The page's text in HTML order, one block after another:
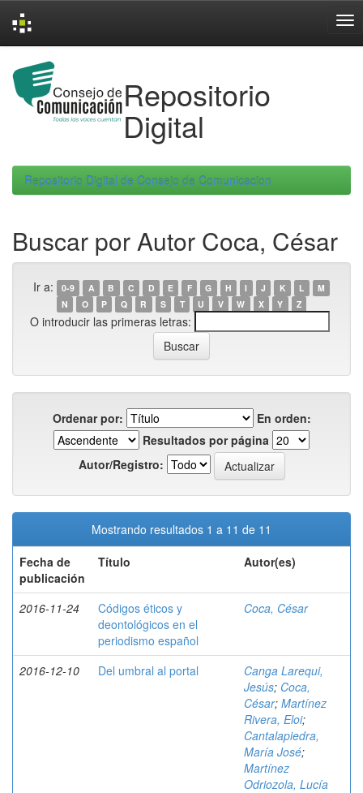
navigation
Repositorio
Digital
Repositorio Digital de Consejo de Comunicacion
Buscar por Autor Coca, César
Ir a: 0-9 A B C D E F G H I J K L
M
N
O P Q R S T U V W X Y Z
O introducir las primeras letras:
Ordenar por:
En orden:
Resultados por página
Autor/Registro:
Mostrando resultados 1 a 11 de 11
Fecha de
publicación
Título Autor(es)
2016-11-24
Códigos éticos y
deontológicos en el
periodismo español
Coca, César
2016-12-10 Del umbral al portal
Canga Larequi,
Jesús; Coca,
César; Martínez
Rivera, Eloi;
Cantalapiedra,
María José;
Martínez
Odriozola, Lucía